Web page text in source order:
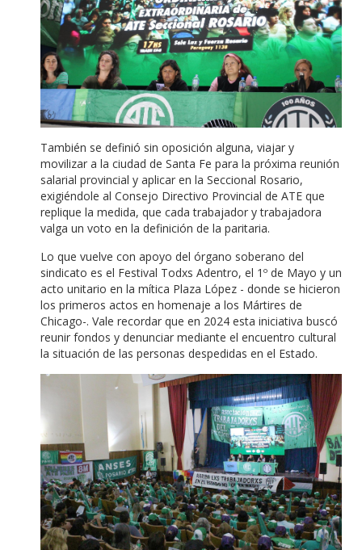
También se definió sin oposición alguna, viajar y
movilizar a la ciudad de Santa Fe para la próxima reunión
salarial provincial y aplicar en la Seccional Rosario,
exigiéndole al Consejo Directivo Provincial de ATE que
replique la medida, que cada trabajador y trabajadora
valga un voto en la definición de la paritaria.
Lo que vuelve con apoyo del órgano soberano del
sindicato es el Festival Todxs Adentro, el 1º de Mayo y un
acto unitario en la mítica Plaza López - donde se hicieron
los primeros actos en homenaje a los Mártires de
Chicago-. Vale recordar que en 2024 esta iniciativa buscó
reunir fondos y denunciar mediante el encuentro cultural
la situación de las personas despedidas en el Estado.